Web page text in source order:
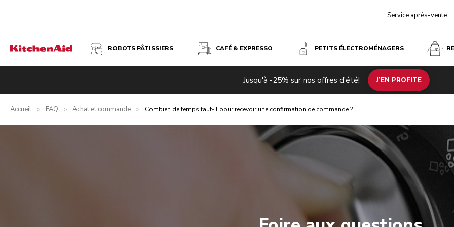
Service après-vente
ROBOTS PÂTISSIERS CAFÉ & EXPRESSO PETITS ÉLECTROMÉNAGERS
Jusqu'à -25% sur nos offres d'été! J’EN PROFITE
Accueil > FAQ > Achat et commande > Combien de temps faut-il pour recevoir une confirmation de commande ?